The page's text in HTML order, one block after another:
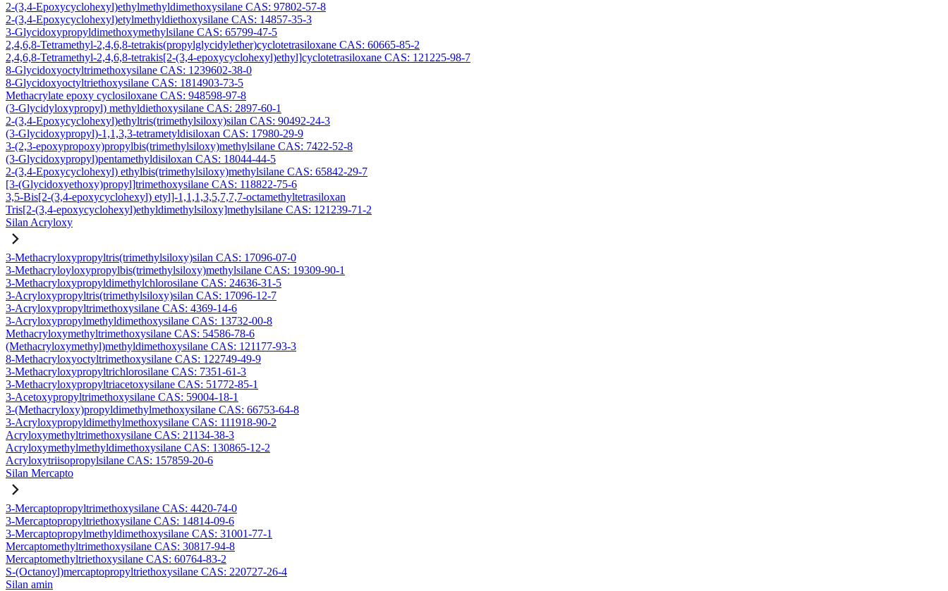
2-(3,4-Epoxycyclohexyl)ethylmethyldimethoxysilane CAS: 97802-57-8
2-(3,4-Epoxycyclohexyl)etylmethyldiethoxysilane CAS: 14857-35-3
3-Glycidoxypropyldimethoxymethylsilane CAS: 65799-47-5
2,4,6,8-Tetramethyl-2,4,6,8-tetrakis(propylglycidylether)cyclotetrasiloxane CAS: 60665-85-2
2,4,6,8-Tetramethyl-2,4,6,8-tetrakis[2-(3,4-epoxycyclohexyl)ethyl]cyclotetrasiloxane CAS: 121225-98-7
8-Glycidoxyoctyltrimethoxysilane CAS: 1239602-38-0
8-Glycidoxyoctyltriethoxysilane CAS: 1814903-73-5
Methacrylate epoxy cyclosiloxane CAS: 948598-97-8
(3-Glycidyloxypropyl) methyldiethoxysilane CAS: 2897-60-1
2-(3,4-Epoxycyclohexyl)ethyltris(trimethylsiloxy)silan CAS: 90492-24-3
(3-Glycidoxypropyl)-1,1,3,3-tetrametyldisiloxan CAS: 17980-29-9
3-(2,3-epoxypropoxy)propylbis(trimethylsiloxy)methylsilane CAS: 7422-52-8
(3-Glycidoxypropyl)pentamethyldisiloxan CAS: 18044-44-5
2-(3,4-Epoxycyclohexyl) ethylbis(trimethylsiloxy)methylsilane CAS: 65842-29-7
[3-(Glycidoxyethoxy)propyl]trimethoxysilane CAS: 118822-75-6
3,5-Bis[2-(3,4-epoxycyclohexyl) etyl]-1,1,1,3,5,7,7,7-octamethyltetrasiloxan
Tris[2-(3,4-epoxycyclohexyl)ethyldimethylsiloxy]methylsilane CAS: 121239-71-2
Silan Acryloxy
3-Methacryloxypropyltris(trimethylsiloxy)silan CAS: 17096-07-0
3-Methacryloyloxypropylbis(trimethylsiloxy)methylsilane CAS: 19309-90-1
3-Methacryloxypropyldimethylchlorosilane CAS: 24636-31-5
3-Acryloxypropyltris(trimethylsiloxy)silan CAS: 17096-12-7
3-Acryloxypropyltrimethoxysilane CAS: 4369-14-6
3-Acryloxypropylmethyldimethoxysilane CAS: 13732-00-8
Methacryloxymethyltrimethoxysilane CAS: 54586-78-6
(Methacryloxymethyl)methyldimethoxysilane CAS: 121177-93-3
8-Methacryloxyoctyltrimethoxysilane CAS: 122749-49-9
3-Methacryloxypropyltrichlorosilane CAS: 7351-61-3
3-Methacryloxypropyltriacetoxysilane CAS: 51772-85-1
3-Acetoxypropyltrimethoxysilane CAS: 59004-18-1
3-(Methacryloxy)propyldimethylmethoxysilane CAS: 66753-64-8
3-Acryloxypropyldimethylmethoxysilane CAS: 111918-90-2
Acryloxymethyltrimethoxysilane CAS: 21134-38-3
Acryloxymethylmethyldimethoxysilane CAS: 130865-12-2
Acryloxytriisopropylsilane CAS: 157859-20-6
Silan Mercapto
3-Mercaptopropyltrimethoxysilane CAS: 4420-74-0
3-Mercaptopropyltriethoxysilane CAS: 14814-09-6
3-Mercaptopropylmethyldimethoxysilane CAS: 31001-77-1
Mercaptomethyltrimethoxysilane CAS: 30817-94-8
Mercaptomethyltriethoxysilane CAS: 60764-83-2
S-(Octanoyl)mercaptopropyltriethoxysilane CAS: 220727-26-4
Silan amin